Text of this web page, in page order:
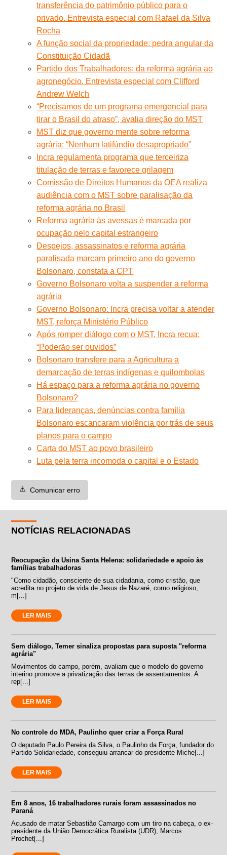
transferência do patrimônio público para o
privado. Entrevista especial com Rafael da Silva
Rocha
A função social da propriedade: pedra angular da
Constituição Cidadã
Partido dos Trabalhadores: da reforma agrária ao
agronegócio. Entrevista especial com Clifford
Andrew Welch
“Precisamos de um programa emergencial para
tirar o Brasil do atraso”, avalia direção do MST
MST diz que governo mente sobre reforma
agrária: “Nenhum latifúndio desapropriado”
Incra regulamenta programa que terceiriza
titulação de terras e favorece grilagem
Comissão de Direitos Humanos da OEA realiza
audiência com o MST sobre paralisação da
reforma agrária no Brasil
Reforma agrária às avessas é marcada por
ocupação pelo capital estrangeiro
Despejos, assassinatos e reforma agrária
paralisada marcam primeiro ano do governo
Bolsonaro, constata a CPT
Governo Bolsonaro volta a suspender a reforma
agrária
Governo Bolsonaro: Incra precisa voltar a atender
MST, reforça Ministério Público
Após romper diálogo com o MST, Incra recua:
“Poderão ser ouvidos”
Bolsonaro transfere para a Agricultura a
demarcação de terras indígenas e quilombolas
Há espaço para a reforma agrária no governo
Bolsonaro?
Para lideranças, denúncias contra família
Bolsonaro escancaram violência por trás de seus
planos para o campo
Carta do MST ao povo brasileiro
Luta pela terra incomoda o capital e o Estado
⚠️ Comunicar erro
NOTÍCIAS RELACIONADAS
Reocupação da Usina Santa Helena: solidariedade e apoio às
famílias trabalhadoras
"Como cidadão, consciente de sua cidadania, como cristão, que
acredita no projeto de vida de Jesus de Nazaré, como religioso,
m[...]
LER MAIS
Sem diálogo, Temer sinaliza propostas para suposta "reforma
agrária"
Movimentos do campo, porém, avaliam que o modelo do governo
interino promove a privatização das terras de assentamentos. A
rep[...]
LER MAIS
No controle do MDA, Paulinho quer criar a Força Rural
O deputado Paulo Pereira da Silva, o Paulinho da Força, fundador do
Partido Solidariedade, conseguiu arrancar do presidente Miche[...]
LER MAIS
Em 8 anos, 16 trabalhadores rurais foram assassinados no
Paraná
Acusado de matar Sebastião Camargo com um tiro na cabeça, o ex-
presidente da União Democrática Ruralista (UDR), Marcos
Prochet[...]